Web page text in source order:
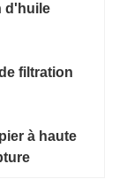
d'huile
filtration
à haute